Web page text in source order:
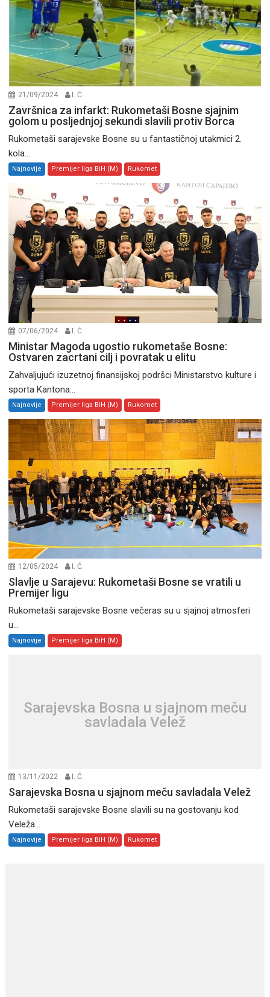
21/09/2024 I. Ć.
Završnica za infarkt: Rukometaši Bosne sjajnim
golom u posljednjoj sekundi slavili protiv Borca
Rukometaši sarajevske Bosne su u fantastičnoj utakmici 2.
kola...
Najnovije Premijer liga BiH (M) Rukomet
07/06/2024 I. Ć.
Ministar Magoda ugostio rukometaše Bosne:
Ostvaren zacrtani cilj i povratak u elitu
Zahvaljujući izuzetnoj finansijskoj podršci Ministarstvo kulture i
sporta Kantona...
Najnovije Premijer liga BiH (M) Rukomet
12/05/2024 I. Ć.
Slavlje u Sarajevu: Rukometaši Bosne se vratili u
Premijer ligu
Rukometaši sarajevske Bosne večeras su u sjajnoj atmosferi
u...
Najnovije Premijer liga BiH (M)
Sarajevska Bosna u sjajnom meču
savladala Velež
13/11/2022 I. Ć.
Sarajevska Bosna u sjajnom meču savladala Velež
Rukometaši sarajevske Bosne slavili su na gostovanju kod
Veleža...
Najnovije Premijer liga BiH (M) Rukomet